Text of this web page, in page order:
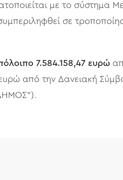
με το σύστημα
σε
7.584.158,47 ευρώ
από την Δανειακή